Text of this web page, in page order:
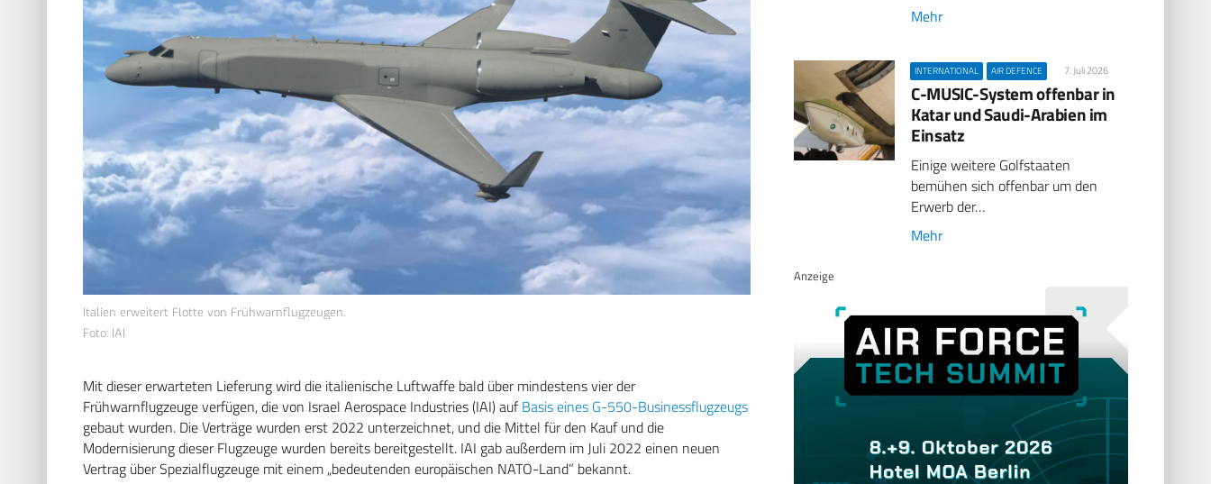
Italien erweitert Flotte von Frühwarnflugzeugen.
Foto: IAI
Mit dieser erwarteten Lieferung wird die italienische Luftwaffe bald über mindestens vier der
Frühwarnflugzeuge verfügen, die von Israel Aerospace Industries (IAI) aufBasis eines G-550-Businessflugzeugs
gebaut wurden. Die Verträge wurden erst 2022 unterzeichnet, und die Mittel für den Kauf und die
Modernisierung dieser Flugzeuge wurden bereits bereitgestellt. IAI gab außerdem im Juli 2022 einen neuen
Vertrag über Spezialflugzeuge mit einem „bedeutenden europäischen NATO-Land” bekannt.
Mehr
INTERNATIONAL AIR DEFENCE 7. Juli 2026
C-MUSIC-System offenbar in
Katar und Saudi-Arabien im
Einsatz
Einige weitere Golfstaaten
bemühen sich offenbar um den
Erwerb der…
Mehr
Anzeige